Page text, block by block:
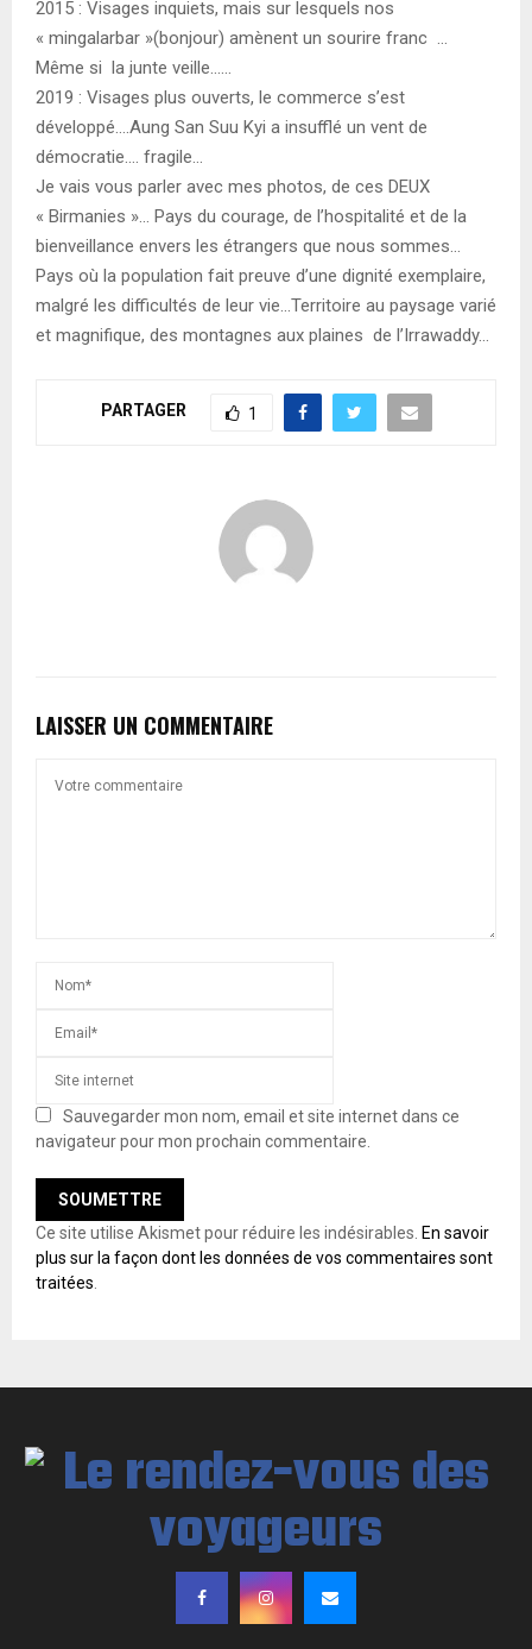
2015 : Visages inquiets, mais sur lesquels nos
« mingalarbar »(bonjour) amènent un sourire franc …
Même si la junte veille……
2019 : Visages plus ouverts, le commerce s’est
développé….Aung San Suu Kyi a insufflé un vent de
démocratie…. fragile…
Je vais vous parler avec mes photos, de ces DEUX
« Birmanies »… Pays du courage, de l’hospitalité et de la
bienveillance envers les étrangers que nous sommes…
Pays où la population fait preuve d’une dignité exemplaire,
malgré les difficultés de leur vie…Territoire au paysage varié
et magnifique, des montagnes aux plaines de l’Irrawaddy…
PARTAGER 1
LAISSER UN COMMENTAIRE
Sauvegarder mon nom, email et site internet dans ce
navigateur pour mon prochain commentaire.
Ce site utilise Akismet pour réduire les indésirables. En savoir
plus sur la façon dont les données de vos commentaires sont
traitées